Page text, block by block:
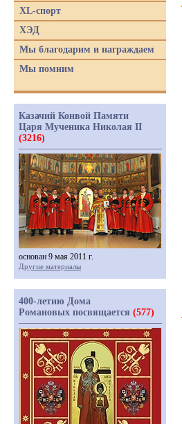
XL-спорт
ХЭД
Мы благодарим и награждаем
Мы помним
Казачий Конвой Памяти
Царя Мученика Николая II
(3216)
основан 9 мая 2011 г.
Другие материалы
400-летию Дома
Романовых посвящается (577)